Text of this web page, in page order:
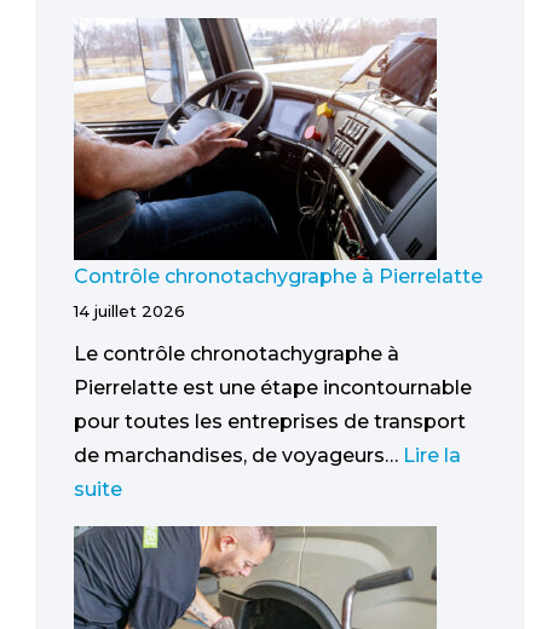
Contrôle chronotachygraphe à Pierrelatte
14 juillet 2026
Le contrôle chronotachygraphe à
Pierrelatte est une étape incontournable
pour toutes les entreprises de transport
de marchandises, de voyageurs… Lire la
suite